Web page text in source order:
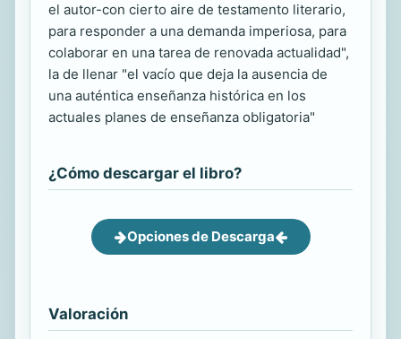
el autor-con cierto aire de testamento literario,
para responder a una demanda imperiosa, para
colaborar en una tarea de renovada actualidad",
la de llenar "el vacío que deja la ausencia de
una auténtica enseñanza histórica en los
actuales planes de enseñanza obligatoria"
¿Cómo descargar el libro?
Opciones de Descarga
Valoración